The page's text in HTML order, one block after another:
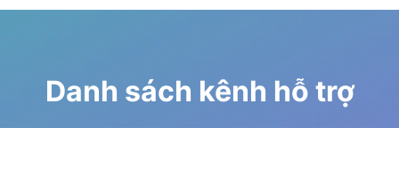
Danh sách kênh hỗ trợ